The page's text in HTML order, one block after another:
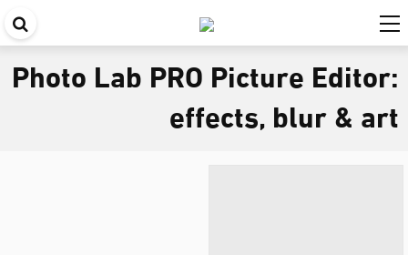
Photo Lab PRO Picture Editor:
effects, blur & art